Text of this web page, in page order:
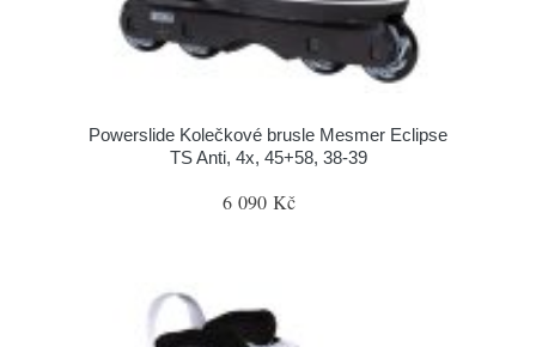
Powerslide Kolečkové brusle Mesmer Eclipse
TS Anti, 4x, 45+58, 38-39
6 090 Kč